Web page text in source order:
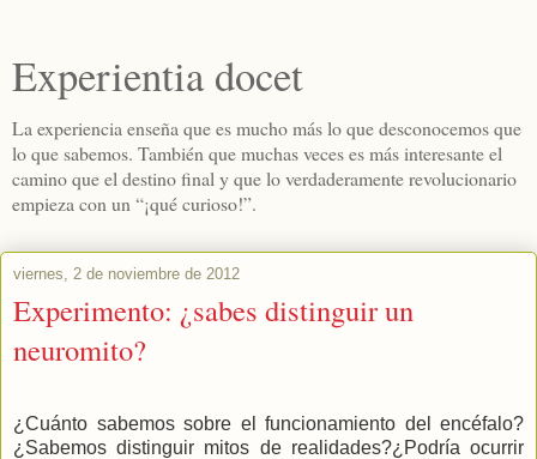
Experientia docet
La experiencia enseña que es mucho más lo que desconocemos que
lo que sabemos. También que muchas veces es más interesante el
camino que el destino final y que lo verdaderamente revolucionario
empieza con un “¡qué curioso!”.
viernes, 2 de noviembre de 2012
Experimento: ¿sabes distinguir un
neuromito?
¿Cuánto sabemos sobre el funcionamiento del encéfalo?
¿Sabemos distinguir mitos de realidades?¿Podría ocurrir